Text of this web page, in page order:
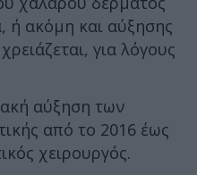
ή ακόμη και αύξησης
για λόγους
αύξηση των
από το 2016 έως
χειρουργός.